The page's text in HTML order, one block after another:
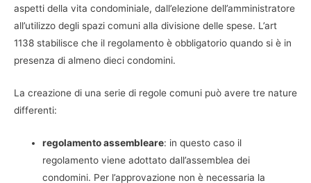
aspetti della vita condominiale, dall’elezione dell’amministratore
all’utilizzo degli spazi comuni alla divisione delle spese. L’art
1138 stabilisce che il regolamento è obbligatorio quando si è in
presenza di almeno dieci condomini.
La creazione di una serie di regole comuni può avere tre nature
differenti:
regolamento assembleare: in questo caso il
regolamento viene adottato dall’assemblea dei
condomini. Per l’approvazione non è necessaria la